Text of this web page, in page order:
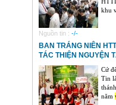
khu
Nguồn tin : -/-
BAN TRÁNG NIÊN
TÁC THIỆN NGUYỆN
Cứ
Tin
năm